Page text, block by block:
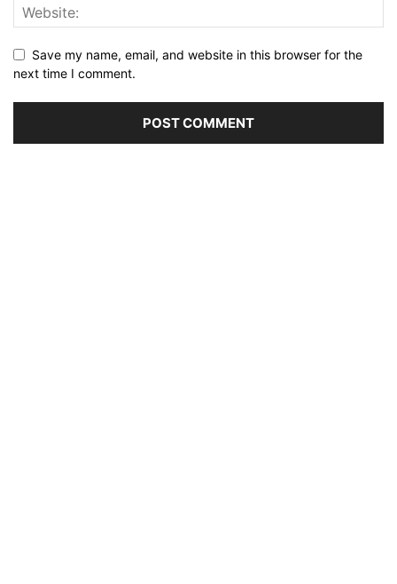
Save my name, email, and website in this browser for the
next time I comment.